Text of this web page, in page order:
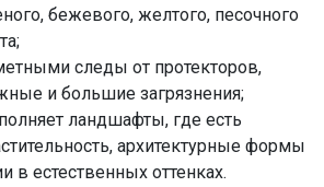
бежевого, желтого, песочного
следы от протекторов,
и большие загрязнения;
ландшафты, где есть
архитектурные формы
в естественных оттенках.